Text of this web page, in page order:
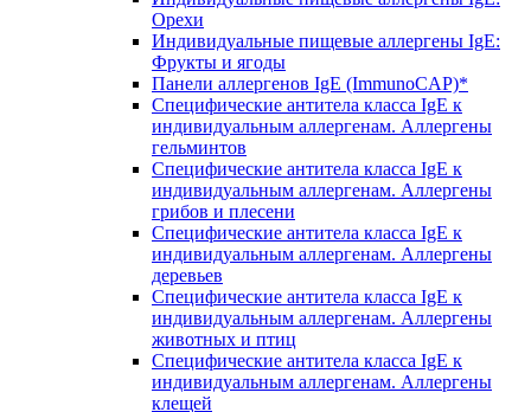
Орехи
Индивидуальные пищевые аллергены IgE:
Фрукты и ягоды
Панели аллергенов IgE (ImmunoCAP)*
Специфические антитела класса IgE к
индивидуальным аллергенам. Аллергены
гельминтов
Специфические антитела класса IgE к
индивидуальным аллергенам. Аллергены
грибов и плесени
Специфические антитела класса IgE к
индивидуальным аллергенам. Аллергены
деревьев
Специфические антитела класса IgE к
индивидуальным аллергенам. Аллергены
животных и птиц
Специфические антитела класса IgE к
индивидуальным аллергенам. Аллергены
клещей